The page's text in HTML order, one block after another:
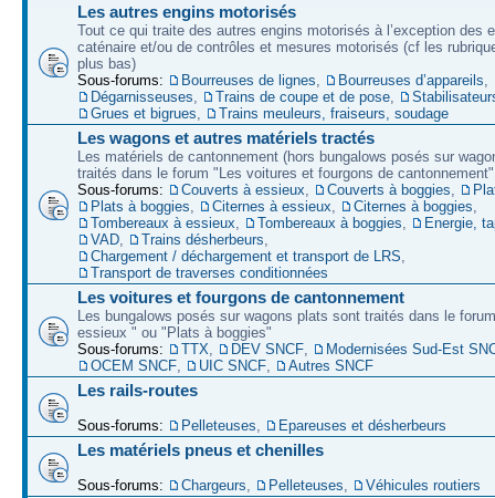
Les autres engins motorisés
Tout ce qui traite des autres engins motorisés à l’exception des
caténaire et/ou de contrôles et mesures motorisés (cf les
plus bas)
Sous-forums:
Bourreuses de lignes Bourreuses d’appareils
Dégarnisseuses
Trains de coupe et de pose
Grues et bigrues
Trains meuleurs, fraiseurs, soudage
Les wagons et autres matériels tractés
Les matériels de cantonnement (hors bungalows posés sur
traités dans le forum "Les voitures et fourgons de cantonnement"
Sous-forums:
Couverts à essieux Couverts à boggies
Plats à boggies
Citernes à essieux Citernes à boggies
Tombereaux à essieux
Tombereaux à boggies
Energie,
VAD
Trains désherbeurs
Chargement / déchargement et transport de LRS
Transport de traverses conditionnées
Les voitures et fourgons de cantonnement
Les bungalows posés sur wagons plats sont traités dans le
essieux " ou "Plats à boggies"
Sous-forums:
TTX DEV SNCF
Modernisées Sud-Est
OCEM SNCF
UIC SNCF Autres SNCF
Les rails-routes
Sous-forums: Pelleteuses Epareuses et désherbeurs
Les matériels pneus et chenilles
Sous-forums: Chargeurs Pelleteuses Véhicules routiers